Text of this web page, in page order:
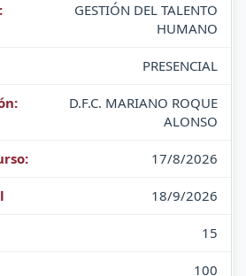
GESTIÓN DEL TALENTO
HUMANO
PRESENCIAL
D.F.C. MARIANO ROQUE
ALONSO
17/8/2026
18/9/2026
15
100